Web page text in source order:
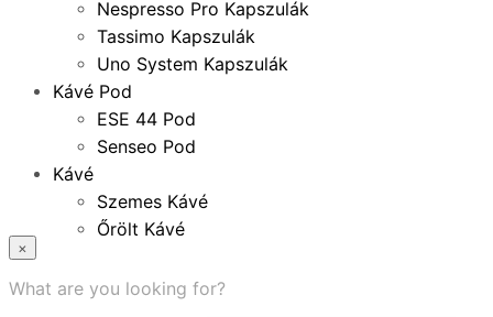
Nespresso Pro Kapszulák
Tassimo Kapszulák
Uno System Kapszulák
Kávé Pod
ESE 44 Pod
Senseo Pod
Kávé
Szemes Kávé
Őrölt Kávé
Instant Kávé
×
What are you looking for?